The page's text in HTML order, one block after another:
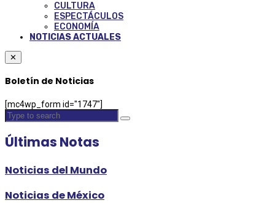
CULTURA
ESPECTÁCULOS
ECONOMÍA
NOTICIAS ACTUALES
✕
Boletín de Noticias
[mc4wp_form id="1747"]
Últimas Notas
Noticias del Mundo
Noticias de México